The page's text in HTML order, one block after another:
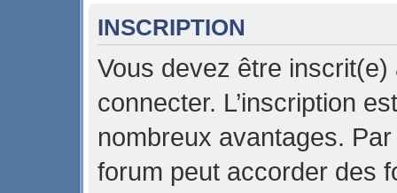
INSCRIPTION
Vous devez être
connecter. L’inscription
nombreux avantages.
forum peut accorder des